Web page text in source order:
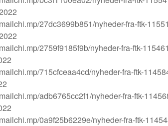
27dc3699b851/nyheder-fra-ftk-
2759f9185f9b/nyheder-fra-ftk-
715cfceaa4cd/nyheder-fra-ftk-
adb6765cc2f1/nyheder-fra-ftk-
0a9f25b6229e/nyheder-fra-ftk-